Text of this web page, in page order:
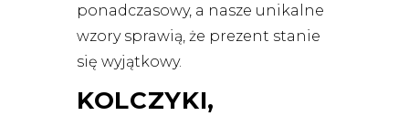
ponadczasowy, a nasze unikalne
wzory sprawią, że prezent stanie
się wyjątkowy.
KOLCZYKI,